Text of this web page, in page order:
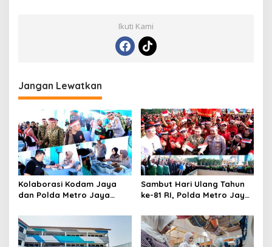
Ikuti Kami
Jangan Lewatkan
Kolaborasi Kodam Jaya
dan Polda Metro Jaya
Sambut Hari Ulang Tahun
ke-81 RI, Polda Metro Jaya